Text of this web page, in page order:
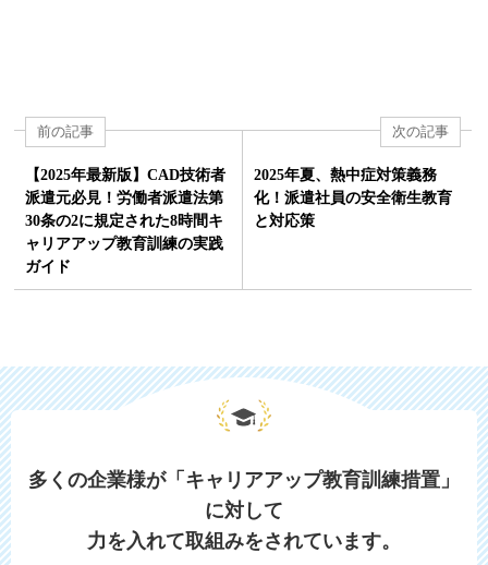
前の記事
【2025年最新版】CAD技術者
派遣元必見！労働者派遣法第
30条の2に規定された8時間キ
ャリアアップ教育訓練の実践
ガイド
次の記事
2025年夏、熱中症対策義務
化！派遣社員の安全衛生教育
と対応策
多くの企業様が「キャリアアップ教育訓練措置」
に対して
力を入れて取組みをされています。